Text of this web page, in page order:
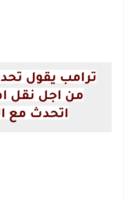
ترامب يقول
من اجل نقل
اتحدث مع